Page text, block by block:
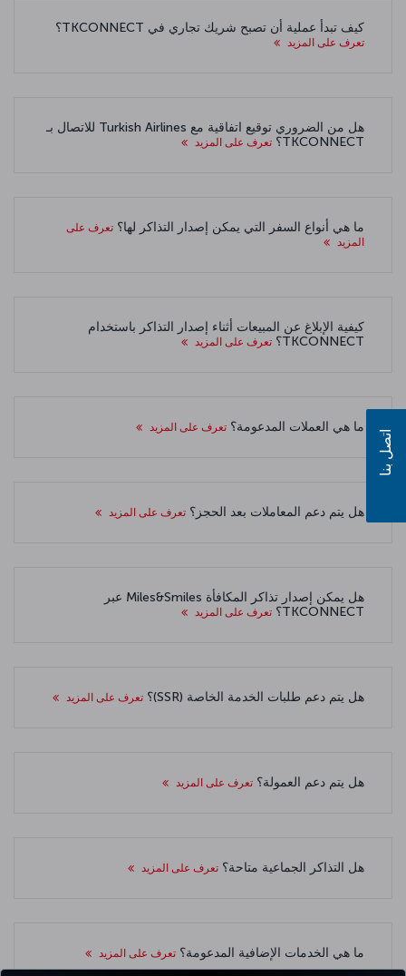
كيف تبدأ عملية أن تصبح شريك تجاري في TKCONNECT؟
تعرف على المزيد
هل من الضروري توقيع اتفاقية مع Turkish Airlines للاتصال بـ
TKCONNECT؟
تعرف على المزيد
ما هي أنواع السفر التي يمكن إصدار التذاكر لها؟ تعرف على
المزيد
كيفية الإبلاغ عن المبيعات أثناء إصدار التذاكر باستخدام
TKCONNECT؟
تعرف على المزيد
ما هي العملات المدعومة؟ تعرف على المزيد
هل يتم دعم المعاملات بعد الحجز؟ تعرف على المزيد
هل يمكن إصدار تذاكر المكافأة Miles&Smiles عبر
TKCONNECT؟
تعرف على المزيد
هل يتم دعم طلبات الخدمة الخاصة (SSR)؟ تعرف على المزيد
هل يتم دعم العمولة؟ تعرف على المزيد
هل التذاكر الجماعية متاحة؟ تعرف على المزيد
ما هي الخدمات الإضافية المدعومة؟ تعرف على المزيد
اتصل بنا